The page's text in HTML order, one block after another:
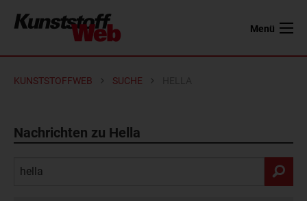
Menü
KUNSTSTOFFWEB SUCHE
Nachrichten zu Hella